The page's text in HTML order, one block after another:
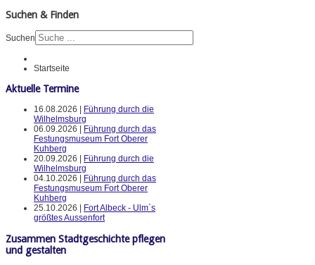
Suchen & Finden
Suchen
Startseite
Aktuelle Termine
16.08.2026 |
Führung durch die
Wilhelmsburg
06.09.2026 |
Führung durch das
Festungsmuseum Fort Oberer
Kuhberg
20.09.2026 |
Führung durch die
Wilhelmsburg
04.10.2026 |
Führung durch das
Festungsmuseum Fort Oberer
Kuhberg
25.10.2026 |
Fort Albeck - Ulm`s
größtes Aussenfort
Zusammen Stadtgeschichte pflegen
und gestalten